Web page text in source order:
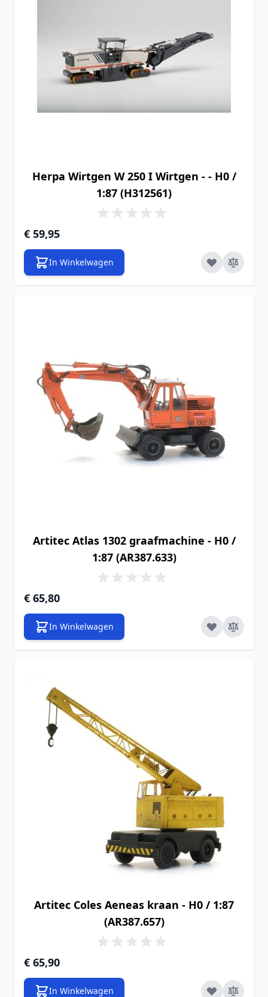
Herpa Wirtgen W 250 I Wirtgen - - H0 /
1:87 (H312561)
€ 59,95
In Winkelwagen
Artitec Atlas 1302 graafmachine - H0 /
1:87 (AR387.633)
€ 65,80
In Winkelwagen
Artitec Coles Aeneas kraan - H0 / 1:87
(AR387.657)
€ 65,90
In Winkelwagen